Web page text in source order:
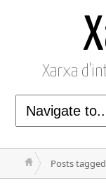
Xarxa
Posts